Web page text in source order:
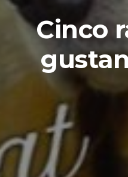
Cinco